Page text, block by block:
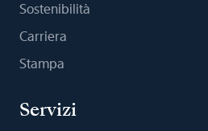
Sostenibilità
Carriera
Stampa
Servizi